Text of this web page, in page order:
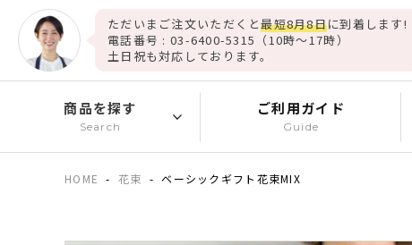
ただいまご注文いただくと最短8月8日に到着します!
電話番号 : 03-6400-5315（10時～17時）
土日祝も対応しております。
商品を探す
Search
ご利用ガイド
Guide
HOME 花束 ベーシックギフト花束MIX